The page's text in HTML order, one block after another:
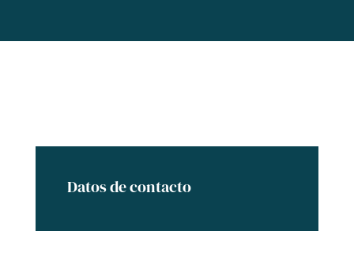
Datos de contacto